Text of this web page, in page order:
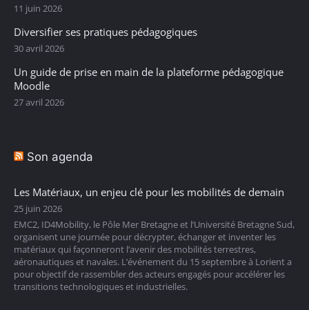
11 juin 2026
Diversifier ses pratiques pédagogiques
30 avril 2026
Un guide de prise en main de la plateforme pédagogique
Moodle
27 avril 2026
Son agenda
Les Matériaux, un enjeu clé pour les mobilités de demain
25 juin 2026
EMC2, ID4Mobility, le Pôle Mer Bretagne et l’Université Bretagne Sud,
organisent une journée pour décrypter, échanger et inventer les
matériaux qui façonneront l’avenir des mobilités terrestres,
aéronautiques et navales. L’événement du 15 septembre à Lorient a
pour objectif de rassembler des acteurs engagés pour accélérer les
transitions technologiques et industrielles.